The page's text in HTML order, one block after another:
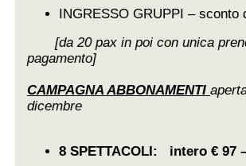
INGRESSO GRUPPI – sconto
[da 20 pax in poi con unica
pagamento]
CAMPAGNA ABBONAMENTI
dicembre
8 SPETTACOLI: intero € 97